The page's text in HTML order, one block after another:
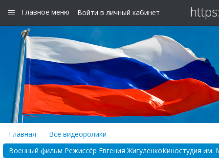
Главное меню Войти в личный кабинет
Главная
Все видеоролики
Военный фильм Режиссёр Евгения ЖигуленкоКиностудия им.